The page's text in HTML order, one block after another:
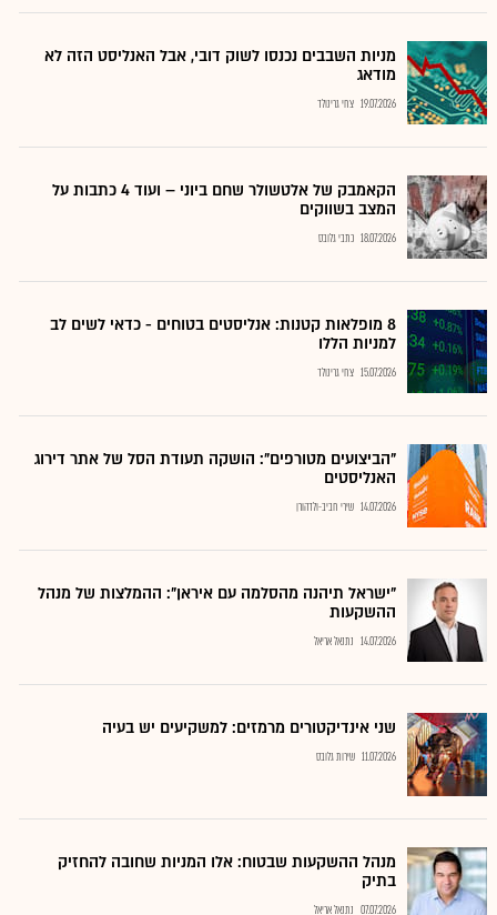
מניות השבבים נכנסו לשוק דובי, אבל האנליסט הזה לא
מודאג
19.07.2026 צחי גרינולד
הקאמבק של אלטשולר שחם ביוני – ועוד 4 כתבות על
המצב בשווקים
18.07.2026 כתבי גלובס
8 מופלאות קטנות: אנליסטים בטוחים - כדאי לשים לב
למניות הללו
15.07.2026 צחי גרינולד
"הביצועים מטורפים": הושקה תעודת הסל של אתר דירוג
האנליסטים
14.07.2026 שירי חביב-ולדהורן
"ישראל תיהנה מהסלמה עם איראן": ההמלצות של מנהל
ההשקעות
14.07.2026 נתנאל אריאל
שני אינדיקטורים מרמזים: למשקיעים יש בעיה
11.07.2026 שירות גלובס
מנהל ההשקעות שבטוח: אלו המניות שחובה להחזיק
בתיק
07.07.2026 נתנאל אריאל